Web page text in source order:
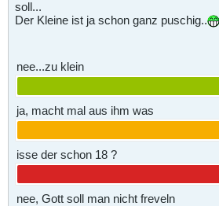
soll...
Der Kleine ist ja schon ganz puschig..
nee...zu klein
ja, macht mal aus ihm was
isse der schon 18 ?
nee, Gott soll man nicht freveln